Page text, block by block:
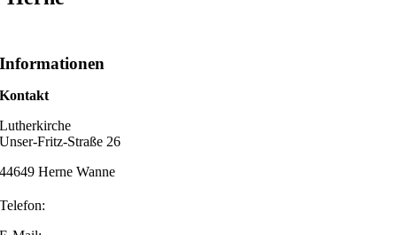
Informationen
Kontakt
Lutherkirche
Unser-Fritz-Straße 26
44649 Herne Wanne
Telefon: